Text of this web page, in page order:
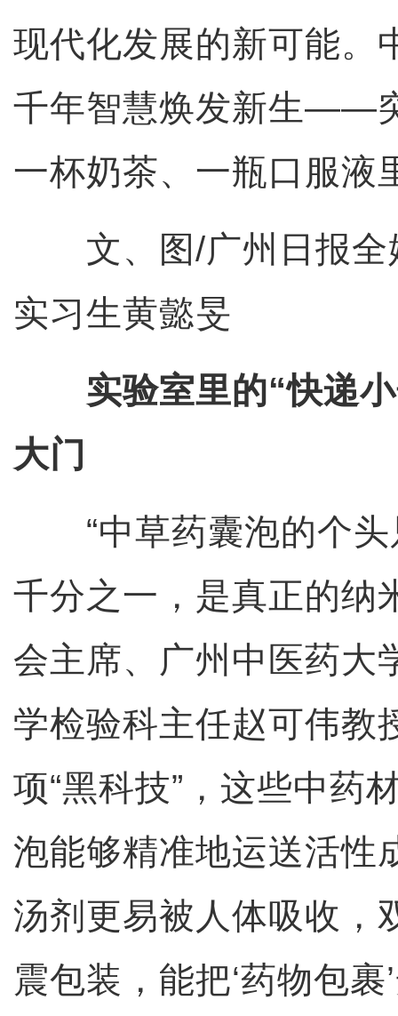
现代化发展的新可能。
千年智慧焕发新生——
一杯奶茶、一瓶口服液
文、图/广州日报全
实习生黄懿旻
实验室里的“快递
大门
“中草药囊泡的个头
千分之一，是真正的纳
会主席、广州中医药大
学检验科主任赵可伟教
项“黑科技”，这些中药
泡能够精准地运送活性
汤剂更易被人体吸收，
震包装，能把‘药物包